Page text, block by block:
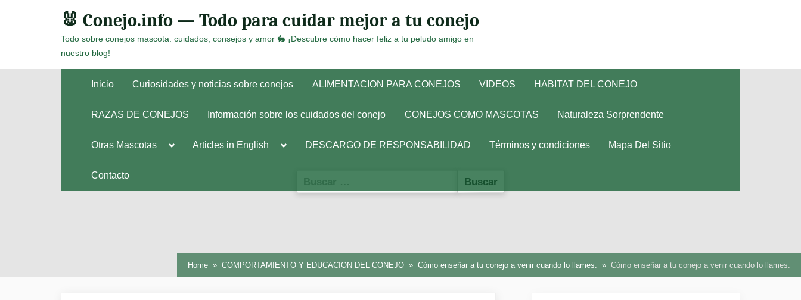
🐰 Conejo.info — Todo para cuidar mejor a tu conejo
Todo sobre conejos mascota: cuidados, consejos y amor 🐇 ¡Descubre cómo hacer feliz a tu peludo amigo en
nuestro blog!
Inicio Curiosidades y noticias sobre conejos ALIMENTACION PARA CONEJOS VIDEOS HABITAT DEL CONEJO
RAZAS DE CONEJOS Información sobre los cuidados del conejo CONEJOS COMO MASCOTAS Naturaleza Sorprendente
Otras Mascotas
Toggle
Toggle
Articles in English
ToggleDESCARGO DE RESPONSABILIDAD Términos y condiciones Mapa Del Sitio
Contacto
Home COMPORTAMIENTO Y EDUCACION DEL CONEJO Cómo enseñar a tu conejo a venir cuando lo llames: Cómo enseñar a tu conejo a venir cuando lo llames: